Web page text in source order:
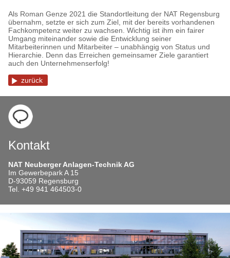
Als Roman Genze 2021 die Standortleitung der NAT Regensburg
übernahm, setzte er sich zum Ziel, mit der bereits vorhandenen
Fachkompetenz weiter zu wachsen. Wichtig ist ihm ein fairer
Umgang miteinander sowie die Entwicklung seiner
Mitarbeiterinnen und Mitarbeiter – unabhängig von Status und
Hierarchie. Denn das Erreichen gemeinsamer Ziele garantiert
auch den Unternehmenserfolg!
zurück
Kontakt
NAT Neuberger Anlagen-Technik AG
Im Gewerbepark A 15
D-93059 Regensburg
Tel. +49 941 464503-0